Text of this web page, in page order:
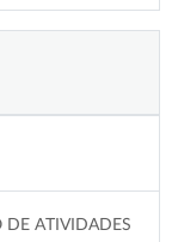
DE ATIVIDADES